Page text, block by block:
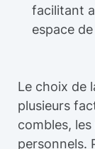
facilitant
espace
Le choix de
plusieurs
combles,
personnels.